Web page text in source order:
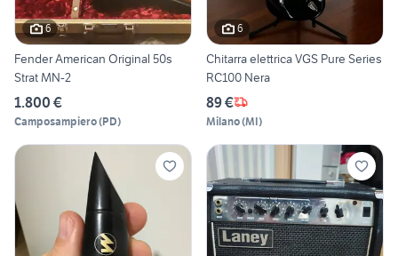
6
Fender American Original 50s
Strat MN-2
1.800 €
Camposampiero(PD)
6
Chitarra elettrica VGS Pure Series
RC100 Nera
89 €
Milano(MI)